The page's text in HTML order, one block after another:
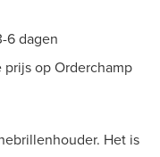
6 dagen
op Orderchamp
Het is